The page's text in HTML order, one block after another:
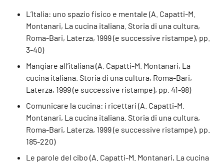
L’Italia: uno spazio fisico e mentale (A. Capatti-M.
Montanari, La cucina italiana. Storia di una cultura,
Roma-Bari, Laterza, 1999 (e successive ristampe), pp.
3-40)
Mangiare all’italiana (A. Capatti-M. Montanari, La
cucina italiana. Storia di una cultura, Roma-Bari,
Laterza, 1999 (e successive ristampe), pp. 41-98)
Comunicare la cucina: i ricettari (A. Capatti-M.
Montanari, La cucina italiana. Storia di una cultura,
Roma-Bari, Laterza, 1999 (e successive ristampe), pp.
185-220)
Le parole del cibo (A. Capatti-M. Montanari, La cucina